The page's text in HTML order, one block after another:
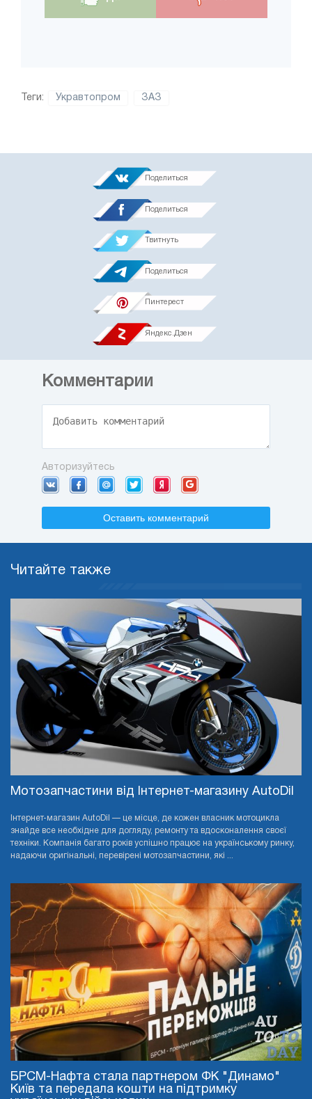
Теги: Укравтопром ЗАЗ
Поделиться
Поделиться
Твитнуть
Поделиться
Пинтерест
Яндекс.Дзен
Комментарии
Авторизуйтесь
Оставить комментарий
Читайте также
Мотозапчастини від Інтернет-магазину AutoDil
Інтернет-магазин AutoDil — це місце, де кожен власник мотоцикла
знайде все необхідне для догляду, ремонту та вдосконалення своєї
техніки. Компанія багато років успішно працює на українському ринку,
надаючи оригінальні, перевірені мотозапчастини, які ...
БРСМ-Нафта стала партнером ФК "Динамо"
Київ та передала кошти на підтримку